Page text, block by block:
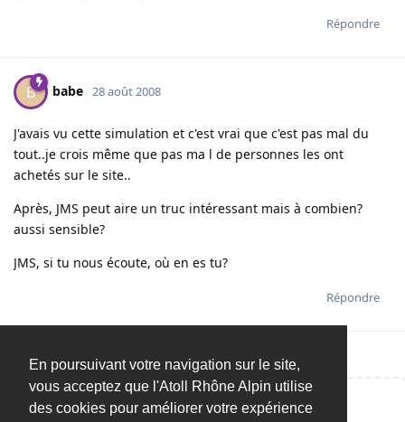
En poursuivant votre navigation sur le site,
vous acceptez que l'Atoll Rhône Alpin utilise
des cookies pour améliorer votre expérience
Répondre
B babe 28 août 2008
J'avais vu cette simulation et c'est vrai que c'est pas mal du
tout..je crois même que pas ma l de personnes les ont
achetés sur le site..
Après, JMS peut aire un truc intéressant mais à combien?
aussi sensible?
JMS, si tu nous écoute, où en es tu?
Répondre
Répondre…